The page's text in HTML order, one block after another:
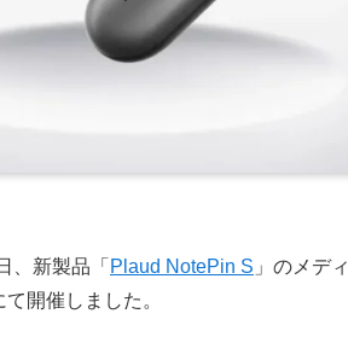
、新製品「 Plaud NotePin S 」のメディ
開催しました。